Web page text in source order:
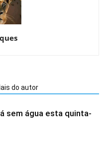
do autor
sem água esta quinta-